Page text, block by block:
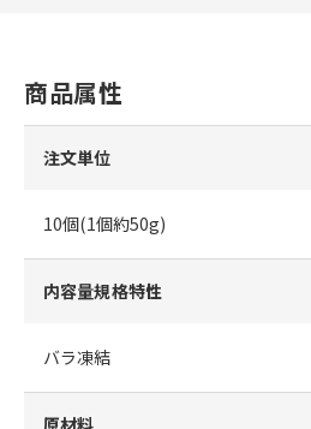
商品属性
注文単位
10個(1個約50g)
内容量規格特性
バラ凍結
原材料